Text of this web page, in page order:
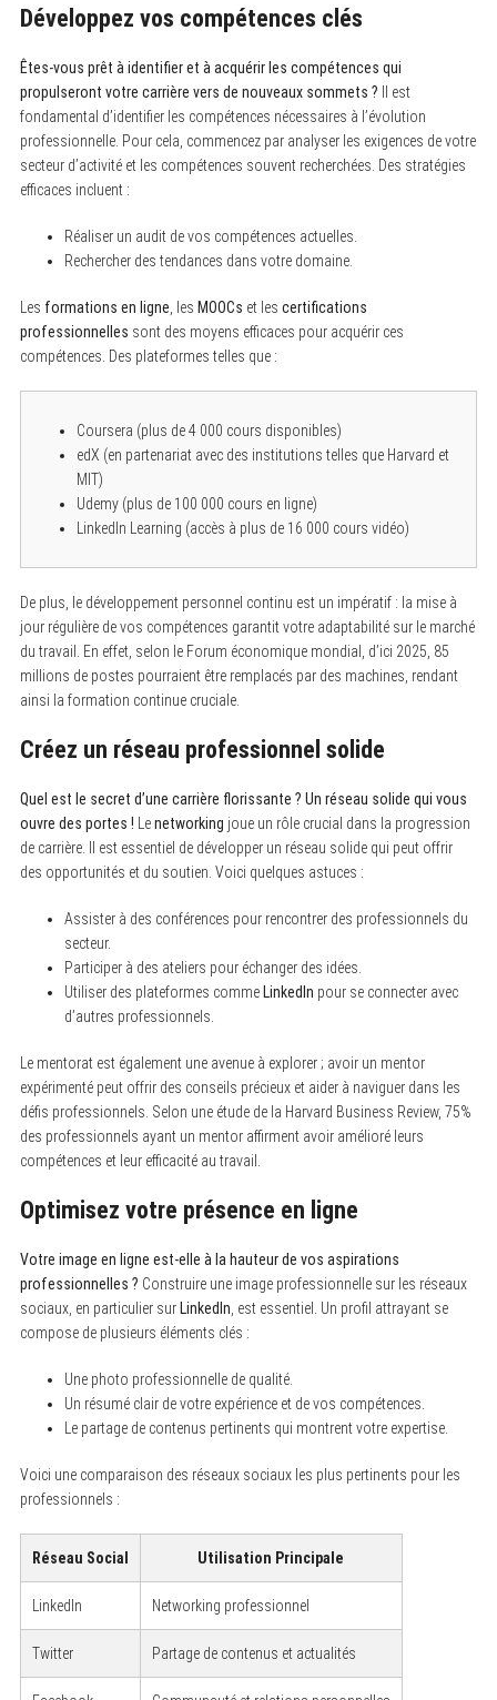
Développez vos compétences clés
Êtes-vous prêt à identifier et à acquérir les compétences qui
propulseront votre carrière vers de nouveaux sommets ? Il est
fondamental d’identifier les compétences nécessaires à l’évolution
professionnelle. Pour cela, commencez par analyser les exigences de votre
secteur d’activité et les compétences souvent recherchées. Des stratégies
efficaces incluent :
Réaliser un audit de vos compétences actuelles.
Rechercher des tendances dans votre domaine.
Les formations en ligne , les MOOCs et les certifications
professionnelles sont des moyens efficaces pour acquérir ces
compétences. Des plateformes telles que :
Coursera (plus de 4 000 cours disponibles)
edX (en partenariat avec des institutions telles que Harvard et
MIT)
Udemy (plus de 100 000 cours en ligne)
LinkedIn Learning (accès à plus de 16 000 cours vidéo)
De plus, le développement personnel continu est un impératif : la mise à
jour régulière de vos compétences garantit votre adaptabilité sur le marché
du travail. En effet, selon le Forum économique mondial, d’ici 2025, 85
millions de postes pourraient être remplacés par des machines, rendant
ainsi la formation continue cruciale.
Créez un réseau professionnel solide
Quel est le secret d’une carrière florissante ? Un réseau solide qui vous
ouvre des portes ! Lenetworking joue un rôle crucial dans la progression
de carrière. Il est essentiel de développer un réseau solide qui peut offrir
des opportunités et du soutien. Voici quelques astuces :
Assister à des conférences pour rencontrer des professionnels du
secteur.
Participer à des ateliers pour échanger des idées.
Utiliser des plateformes commeLinkedIn pour se connecter avec
d’autres professionnels.
Le mentorat est également une avenue à explorer ; avoir un mentor
expérimenté peut offrir des conseils précieux et aider à naviguer dans les
défis professionnels. Selon une étude de la Harvard Business Review, 75%
des professionnels ayant un mentor affirment avoir amélioré leurs
compétences et leur efficacité au travail.
Optimisez votre présence en ligne
Votre image en ligne est-elle à la hauteur de vos aspirations
professionnelles ? Construire une image professionnelle sur les réseaux
sociaux, en particulier surLinkedIn , est essentiel. Un profil attrayant se
compose de plusieurs éléments clés :
Une photo professionnelle de qualité.
Un résumé clair de votre expérience et de vos compétences.
Le partage de contenus pertinents qui montrent votre expertise.
Voici une comparaison des réseaux sociaux les plus pertinents pour les
professionnels :
Réseau Social Utilisation Principale
LinkedIn Networking professionnel
Twitter Partage de contenus et actualités
S
r
o
r